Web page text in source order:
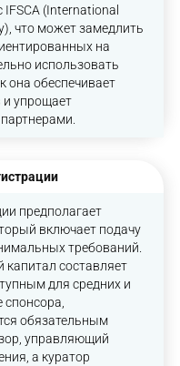
(International
что может замедлить
на
использовать
она обеспечивает
и упрощает
предполагает
включает подачу
требований.
составляет
для средних и
обязательным
управляющий
а куратор